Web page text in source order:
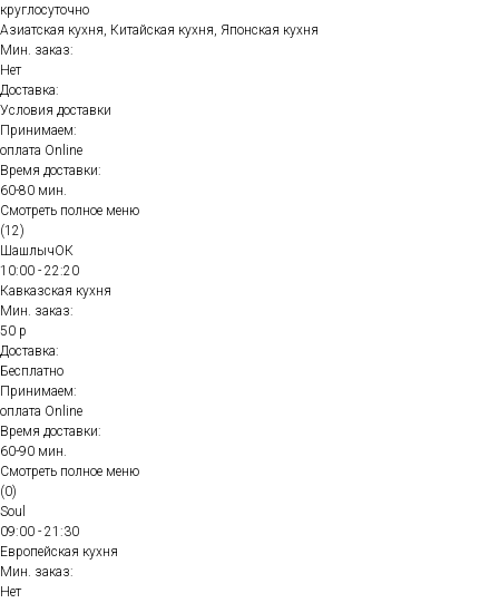
круглосуточно
Азиатская кухня, Китайская кухня, Японская кухня
Мин. заказ:
Нет
Доставка:
Условия доставки
Принимаем:
оплата Online
Время доставки:
60-80 мин.
Смотреть полное меню
(12)
ШашлычОК
10:00 - 22:20
Кавказская кухня
Мин. заказ:
50 р
Доставка:
Бесплатно
Принимаем:
оплата Online
Время доставки:
60-90 мин.
Смотреть полное меню
(0)
Soul
09:00 - 21:30
Европейская кухня
Мин. заказ:
Нет